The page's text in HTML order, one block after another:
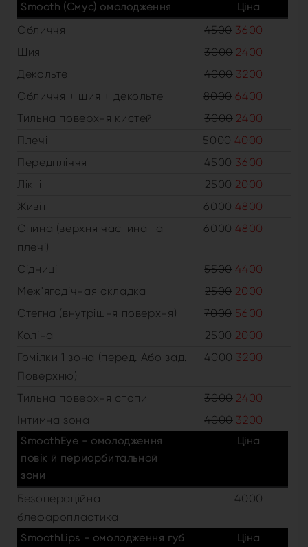
Smooth (Смус) омолодження Ціна
Обличчя 4500 3600
Шия
3000 2400
Декольте
4000 3200
Обличчя + шия + декольте
8000 6400
Тильна поверхня кистей
3000 2400
Плечі
5000 4000
Передпліччя
4500 3600
Лікті
2500 2000
Живіт
6000 4800
Спина (верхня частина та
плечі)
6000 4800
Сідниці 5500 4400
Меж'ягодічная складка
2500 2000
Стегна (внутрішня поверхня)
7000 5600
Коліна
2500 2000
Гомілки 1 зона (перед. Або зад.
Поверхню)
4000 3200
Тильна поверхня стопи 3000 2400
Інтимна зона
4000 3200
SmoothEye - омолодження
повік й периорбитальной
зони
Ціна
Безопераційна
блефаропластика
4000
SmoothLips - омолодження губ
Ціна